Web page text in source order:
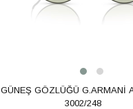
GÜNEŞ GÖZLÜĞÜ G.ARMANİ
3002/248